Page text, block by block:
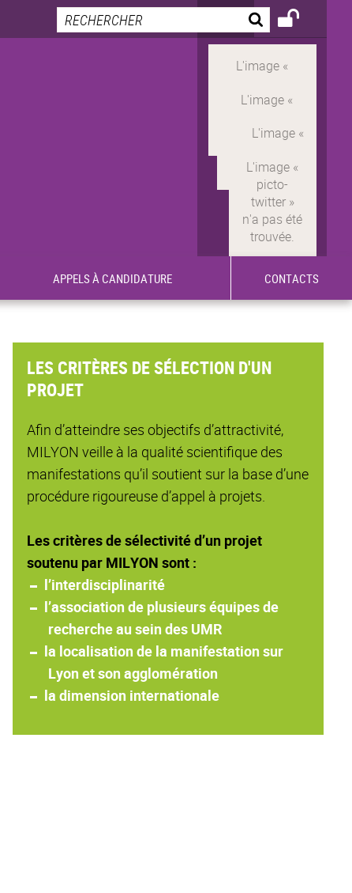
APPELS À CANDIDATURE CONTACTS
LES CRITÈRES DE SÉLECTION D'UN
PROJET
Afin d’atteindre ses objectifs d’attractivité,
MILYON veille à la qualité scientifique des
manifestations qu’il soutient sur la base d’une
procédure rigoureuse d’appel à projets.
Les critères de sélectivité d’un projet
soutenu par MILYON sont :
l’interdisciplinarité
l’association de plusieurs équipes de
recherche au sein des UMR
la localisation de la manifestation sur
Lyon et son agglomération
la dimension internationale